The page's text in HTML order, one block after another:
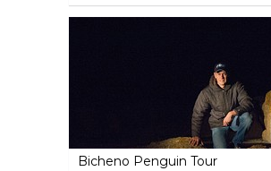
Tasman Island zu sehen.
Bicheno Penguin Tour